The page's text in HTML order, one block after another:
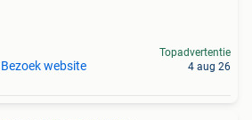
Bezoek website
Topadvertentie
4 aug 26